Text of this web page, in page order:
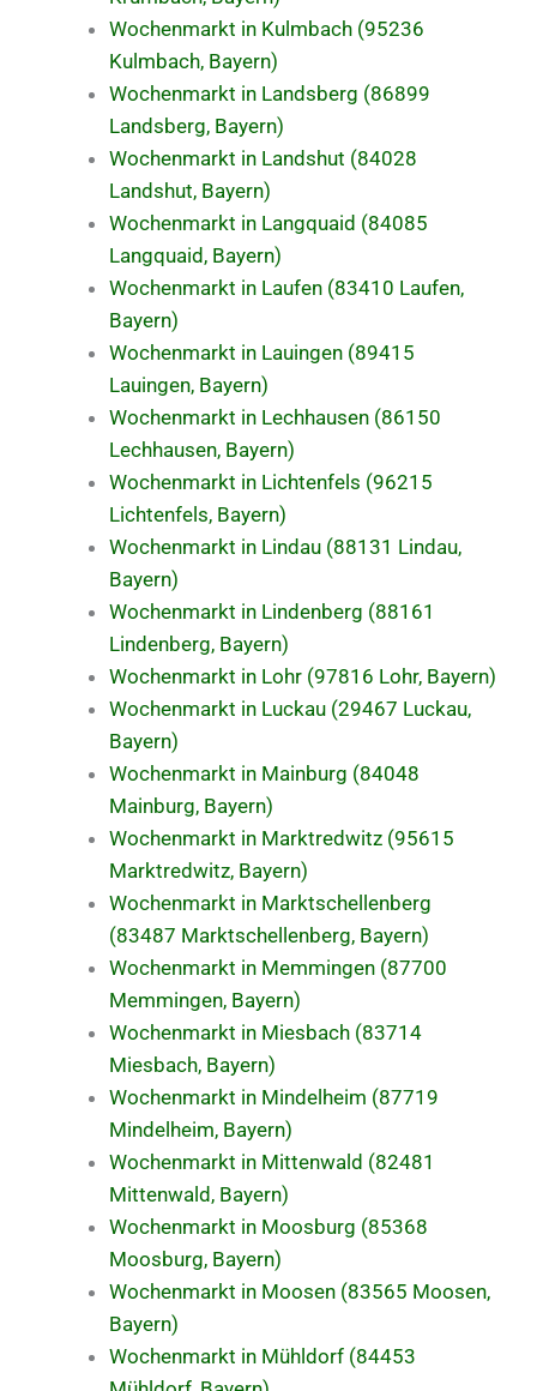
Wochenmarkt in Kulmbach (95236
Kulmbach, Bayern)
Wochenmarkt in Landsberg (86899
Landsberg, Bayern)
Wochenmarkt in Landshut (84028
Landshut, Bayern)
Wochenmarkt in Langquaid (84085
Langquaid, Bayern)
Wochenmarkt in Laufen (83410 Laufen,
Bayern)
Wochenmarkt in Lauingen (89415
Lauingen, Bayern)
Wochenmarkt in Lechhausen (86150
Lechhausen, Bayern)
Wochenmarkt in Lichtenfels (96215
Lichtenfels, Bayern)
Wochenmarkt in Lindau (88131 Lindau,
Bayern)
Wochenmarkt in Lindenberg (88161
Lindenberg, Bayern)
Wochenmarkt in Lohr (97816 Lohr, Bayern)
Wochenmarkt in Luckau (29467 Luckau,
Bayern)
Wochenmarkt in Mainburg (84048
Mainburg, Bayern)
Wochenmarkt in Marktredwitz (95615
Marktredwitz, Bayern)
Wochenmarkt in Marktschellenberg
(83487 Marktschellenberg, Bayern)
Wochenmarkt in Memmingen (87700
Memmingen, Bayern)
Wochenmarkt in Miesbach (83714
Miesbach, Bayern)
Wochenmarkt in Mindelheim (87719
Mindelheim, Bayern)
Wochenmarkt in Mittenwald (82481
Mittenwald, Bayern)
Wochenmarkt in Moosburg (85368
Moosburg, Bayern)
Wochenmarkt in Moosen (83565 Moosen,
Bayern)
Wochenmarkt in Mühldorf (84453